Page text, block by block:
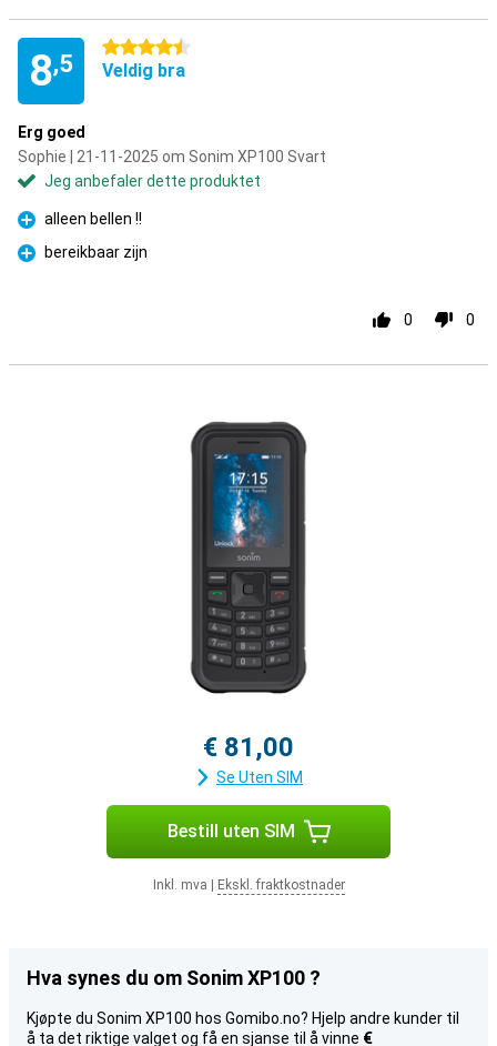
8,5
4.5 stjerner
Veldig bra
Erg goed
Sophie | 21-11-2025 om Sonim XP100 Svart
Jeg anbefaler dette produktet
Fordel
alleen bellen !!
Fordel
bereikbaar zijn
0 0
€ 81,00
Se Uten SIM
Bestill uten SIM
Inkl. mva Ekskl. fraktkostnader
Hva synes du om Sonim XP100 ?
Kjøpte du Sonim XP100 hos Gomibo.no? Hjelp andre kunder til
å ta det riktige valget og få en sjanse til å vinne €